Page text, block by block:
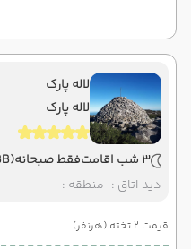
لاله پارک
لاله پارک
3 شب اقامت
فقط صبحانه(BB)
دید اتاق :-منطقه :-
قیمت 2 تخته (هرنفر)